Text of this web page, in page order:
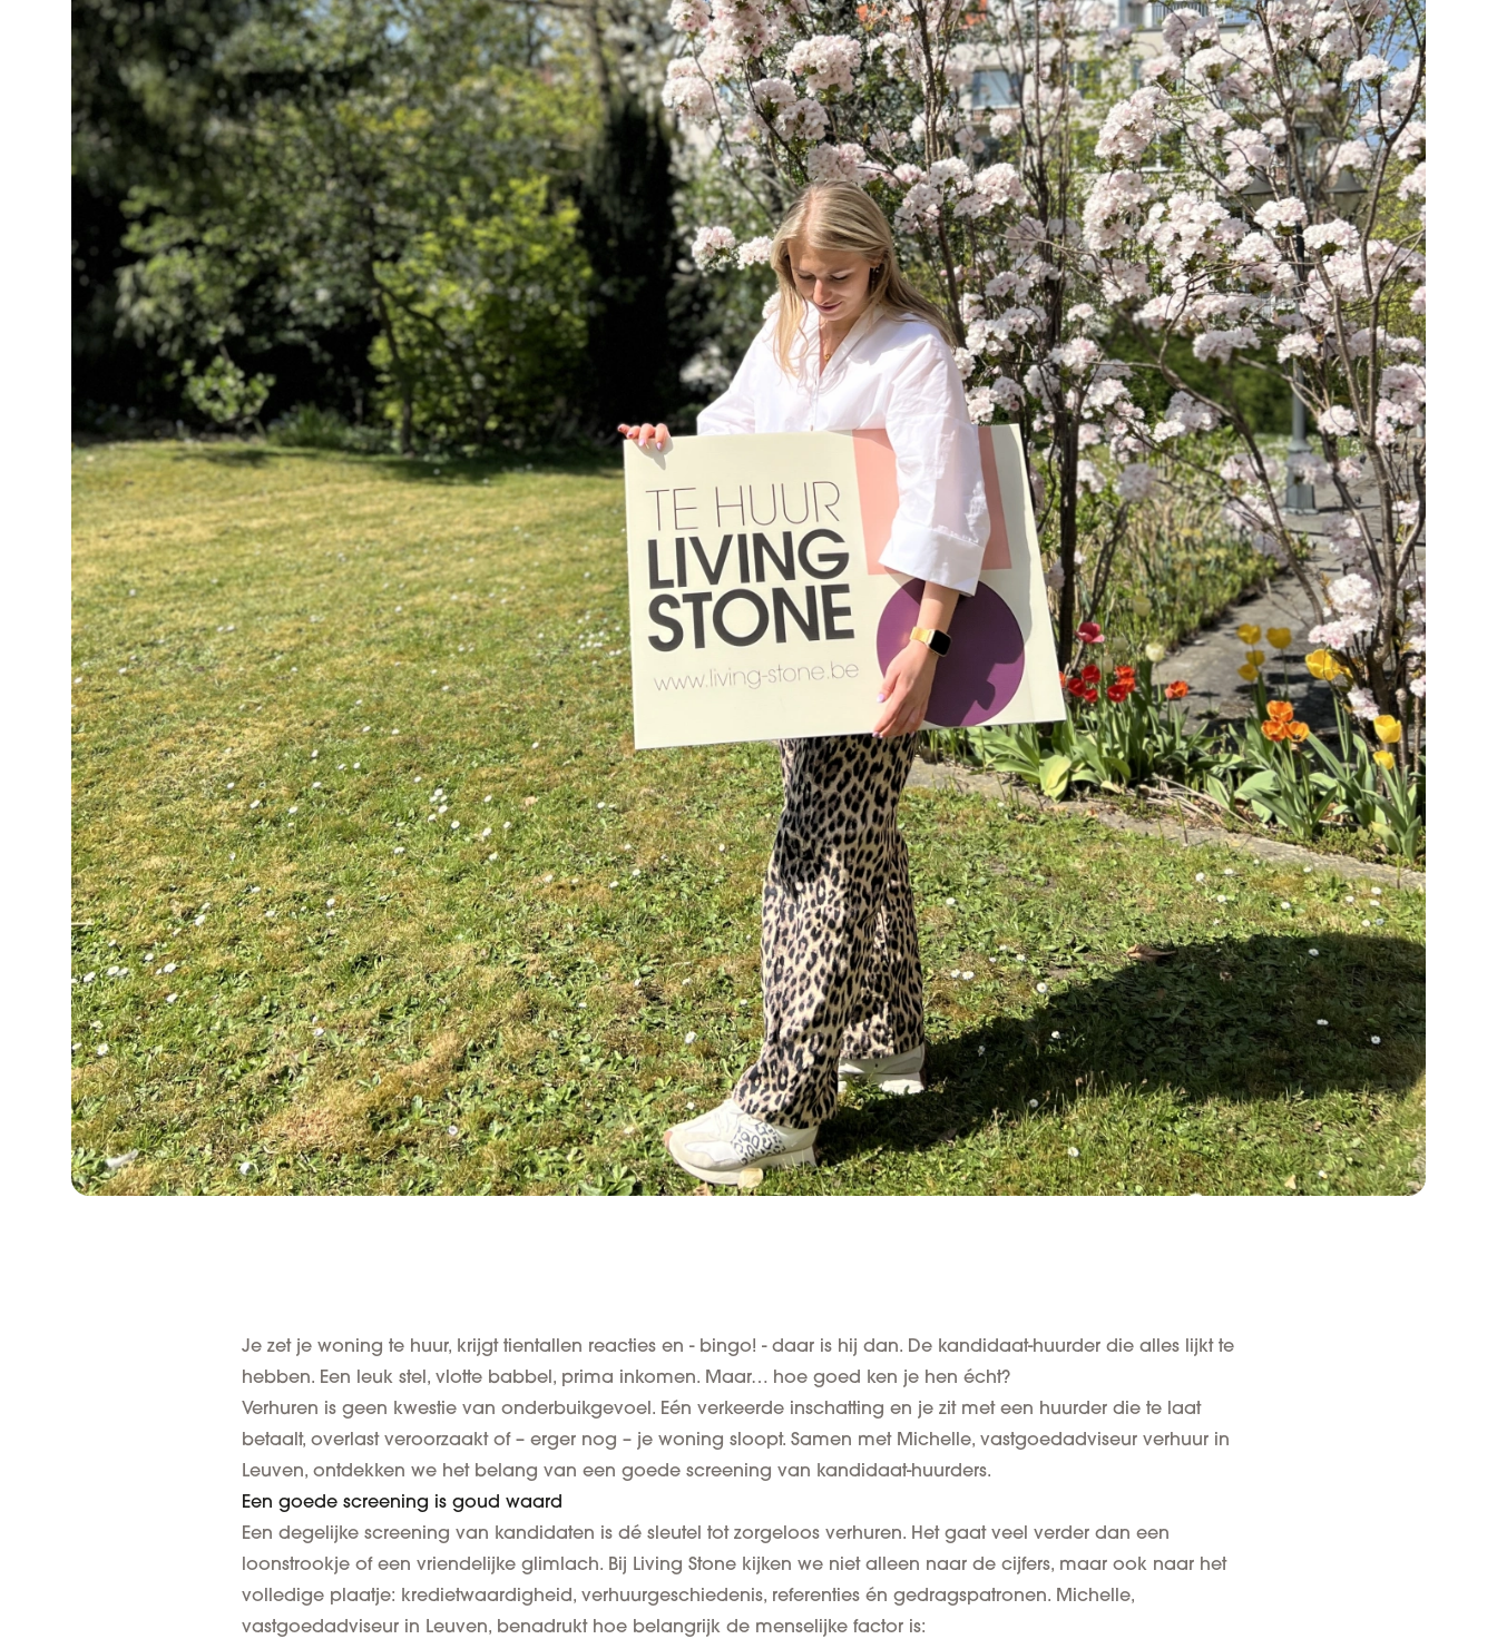
Je zet je woning te huur, krijgt tientallen reacties en - bingo! - daar is hij dan. De kandidaat-huurder die alles lijkt te
hebben. Een leuk stel, vlotte babbel, prima inkomen. Maar… hoe goed ken je hen écht?
Verhuren is geen kwestie van onderbuikgevoel. Eén verkeerde inschatting en je zit met een huurder die te laat
betaalt, overlast veroorzaakt of – erger nog – je woning sloopt. Samen met Michelle, vastgoedadviseur verhuur in
Leuven, ontdekken we het belang van een goede screening van kandidaat-huurders.
Een goede screening is goud waard
Een degelijke screening van kandidaten is dé sleutel tot zorgeloos verhuren. Het gaat veel verder dan een
loonstrookje of een vriendelijke glimlach. Bij Living Stone kijken we niet alleen naar de cijfers, maar ook naar het
volledige plaatje: kredietwaardigheid, verhuurgeschiedenis, referenties én gedragspatronen. Michelle,
vastgoedadviseur in Leuven, benadrukt hoe belangrijk de menselijke factor is: